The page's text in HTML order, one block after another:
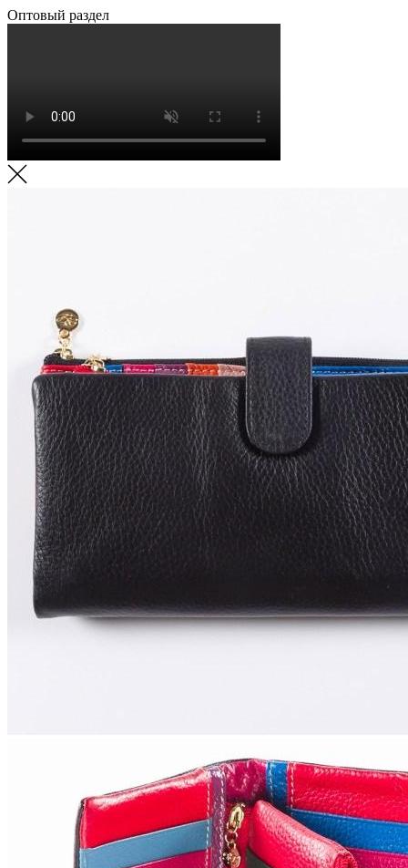
Оптовый раздел